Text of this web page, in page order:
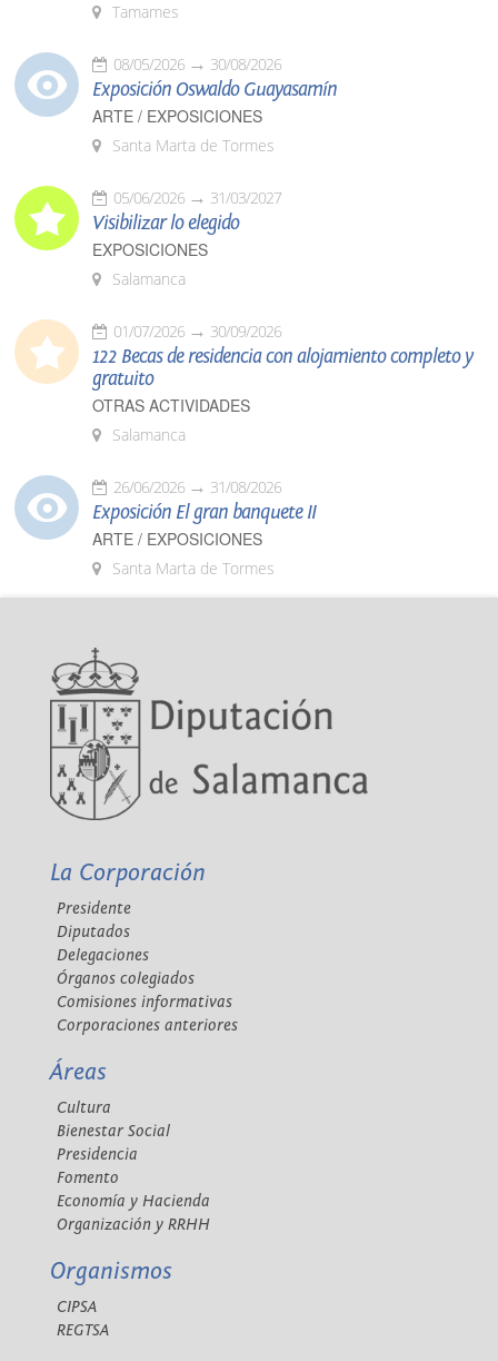
Tamames
08/05/2026 30/08/2026
Exposición Oswaldo Guayasamín
ARTE / EXPOSICIONES
Santa Marta de Tormes
05/06/2026 31/03/2027
Visibilizar lo elegido
EXPOSICIONES
Salamanca
01/07/2026 30/09/2026
122 Becas de residencia con alojamiento completo y
gratuito
OTRAS ACTIVIDADES
Salamanca
26/06/2026 31/08/2026
Exposición El gran banquete II
ARTE / EXPOSICIONES
Santa Marta de Tormes
La Corporación
Presidente
Diputados
Delegaciones
Órganos colegiados
Comisiones informativas
Corporaciones anteriores
Áreas
Cultura
Bienestar Social
Presidencia
Fomento
Economía y Hacienda
Organización y RRHH
Organismos
CIPSA
REGTSA